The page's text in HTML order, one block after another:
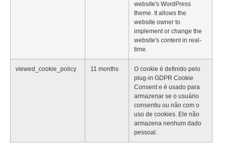
website's WordPress
theme. It allows the
website owner to
implement or change the
website's content in real-
time.
viewed_cookie_policy 11 months
O cookie é definido pelo
plug-in GDPR Cookie
Consent e é usado para
armazenar se o usuário
consentiu ou não com o
uso de cookies. Ele não
armazena nenhum dado
pessoal.